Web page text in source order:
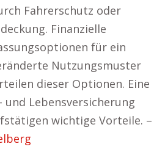
Fahrerschutz oder
Finanzielle
für ein
Nutzungsmuster
dieser Optionen. Eine
Lebensversicherung
wichtige Vorteile. –